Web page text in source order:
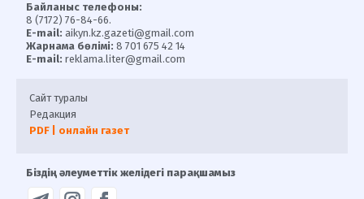
Байланыс телефоны:
8 (7172) 76-84-66.
E-mail: aikyn.kz.gazeti@gmail.com
Жарнама бөлімі: 8 701 675 42 14
E-mail: reklama.liter@gmail.com
Сайт туралы
Редакция
PDF | онлайн газет
Біздің әлеуметтік желідегі парақшамыз